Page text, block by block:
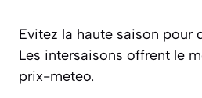
Evitez la haute saison pour
Les intersaisons offrent le
prix-meteo.